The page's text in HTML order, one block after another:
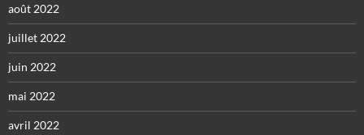
août 2022
juillet 2022
juin 2022
mai 2022
avril 2022